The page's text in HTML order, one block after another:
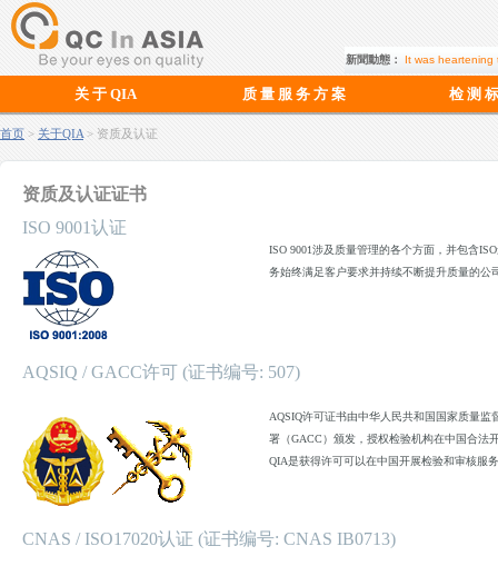
新聞動態： It was heartening
关 于 QIA 质 量 服 务 方 案 检 测
首页 > 关于QIA > 资质及认证
资质及认证证书
ISO 9001认证
ISO 9001涉及质量管理的各个方面，并包含
务始终满足客户要求并持续不断提升质量的公
AQSIQ / GACC许可 (证书编号: 507)
AQSIQ许可证书由中华人民共和国国家质量
署（GACC）颁发，授权检验机构在中国合法
QIA是获得许可可以在中国开展检验和审核服
CNAS / ISO17020认证 (证书编号: CNAS IB0713)